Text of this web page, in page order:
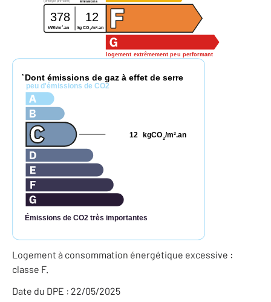
logement extrêmement peu performant
émissions
378 12
kWh/m 2 .an kg CO2/m2 .an
* Dont émissions de gaz à effet de serre
peu d'émissions de CO2
Émissions de CO2 très importantes
kgCO2/m2.an
12
Logement à consommation énergétique excessive :
classe F.
Date du DPE : 22/05/2025